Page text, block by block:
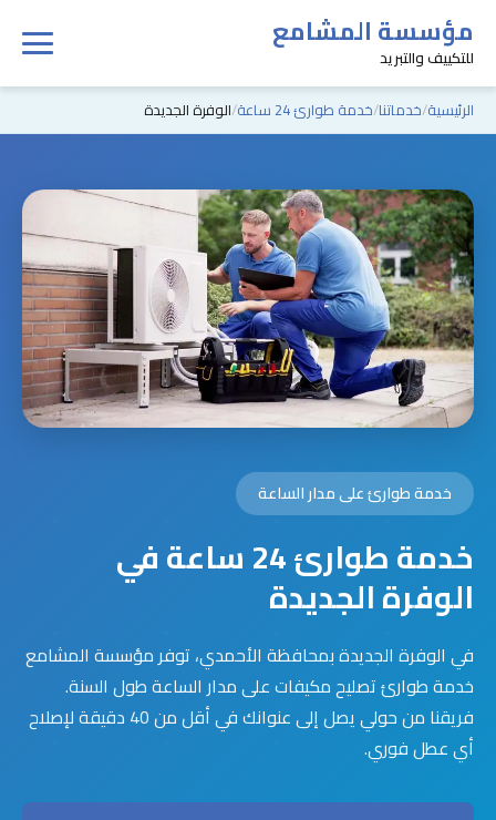
مؤسسة المشامع
للتكييف والتبريد
الرئيسية خدماتنا خدمة طوارئ 24 ساعة الوفرة الجديدة
خدمة طوارئ على مدار الساعة
خدمة طوارئ 24 ساعة في
الوفرة الجديدة
في الوفرة الجديدة بمحافظة الأحمدي، توفر مؤسسة المشامع
خدمة طوارئ تصليح مكيفات على مدار الساعة طول السنة.
فريقنا من حولي يصل إلى عنوانك في أقل من 40 دقيقة لإصلاح
أي عطل فوري.